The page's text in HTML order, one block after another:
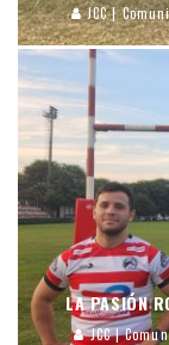
JCC |
LA PASIÓN
JCC |